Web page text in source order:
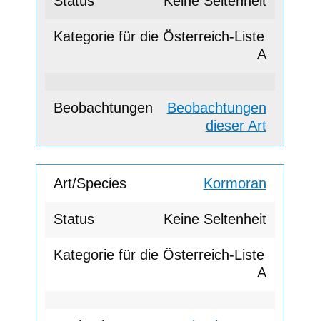
A
Beobachtungen
dieser Art
Kormoran
Keine Seltenheit
A